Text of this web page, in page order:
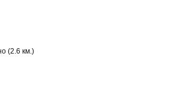
(2.6 км.)